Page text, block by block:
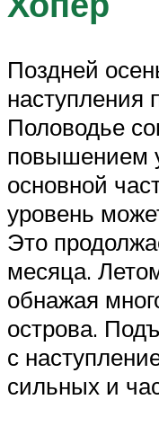
Поздней
наступления
Половодье
повышением
основной
уровень
Это
месяца.
обнажая
острова.
с
сильных и